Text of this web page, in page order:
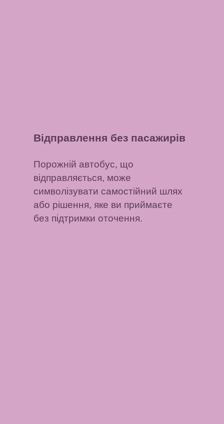
Відправлення без пасажирів
Порожній автобус, що
відправляється, може
символізувати самостійний шлях
або рішення, яке ви приймаєте
без підтримки оточення.